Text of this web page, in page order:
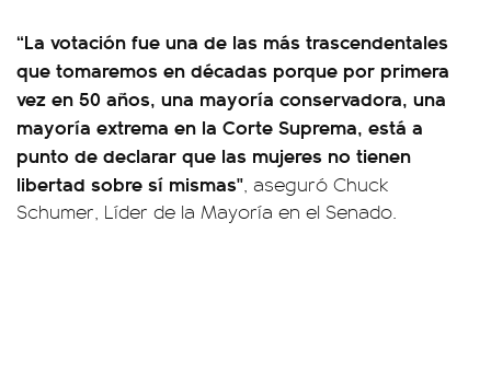
“La votación fue una de las más trascendentales
que tomaremos en décadas porque por primera
vez en 50 años, una mayoría conservadora, una
mayoría extrema en la Corte Suprema, está a
punto de declarar que las mujeres no tienen
libertad sobre sí mismas", aseguró Chuck
Schumer, Líder de la Mayoría en el Senado.